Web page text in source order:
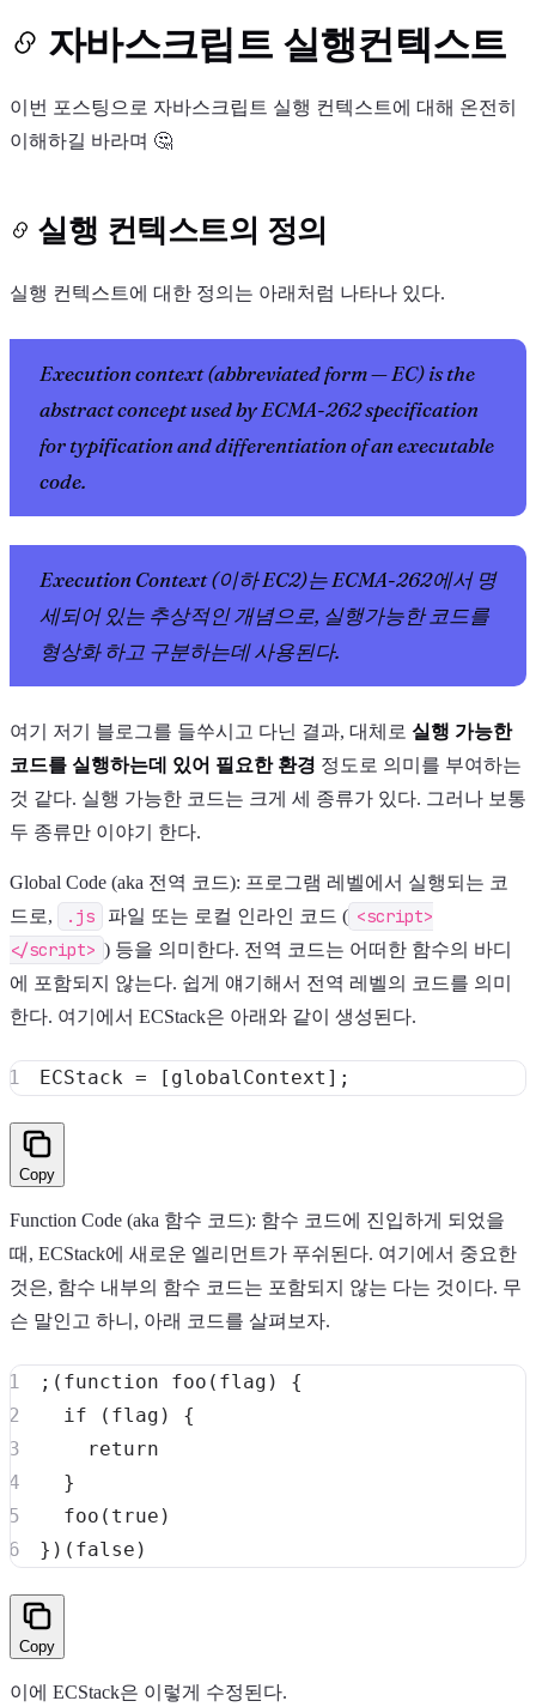
자바스크립트 실행컨텍스트
이번 포스팅으로 자바스크립트 실행 컨텍스트에 대해 온전히
이해하길 바라며 🤔
실행 컨텍스트의 정의
실행 컨텍스트에 대한 정의는 아래처럼 나타나 있다.
Execution context (abbreviated form — EC) is the
abstract concept used by ECMA-262 specification
for typification and differentiation of an executable
code.
Execution Context (이하 EC2)는 ECMA-262에서 명
세되어 있는 추상적인 개념으로, 실행가능한 코드를
형상화 하고 구분하는데 사용된다.
여기 저기 블로그를 들쑤시고 다닌 결과, 대체로 실행 가능한
코드를 실행하는데 있어 필요한 환경 정도로 의미를 부여하는
것 같다. 실행 가능한 코드는 크게 세 종류가 있다. 그러나 보통
두 종류만 이야기 한다.
Global Code (aka 전역 코드): 프로그램 레벨에서 실행되는 코
드로,
.js 파일 또는 로컬 인라인 코드 ( <script>
</script> ) 등을 의미한다. 전역 코드는 어떠한 함수의 바디
에 포함되지 않는다. 쉽게 얘기해서 전역 레벨의 코드를 의미
한다. 여기에서 ECStack은 아래와 같이 생성된다.
Copy
Function Code (aka 함수 코드): 함수 코드에 진입하게 되었을
때, ECStack에 새로운 엘리먼트가 푸쉬된다. 여기에서 중요한
것은, 함수 내부의 함수 코드는 포함되지 않는 다는 것이다. 무
슨 말인고 하니, 아래 코드를 살펴보자.
; ( function foo ( flag )
{
if
( flag )
{
return
}
foo ( true )
} ) ( false )
Copy
이에 ECStack은 이렇게 수정된다.